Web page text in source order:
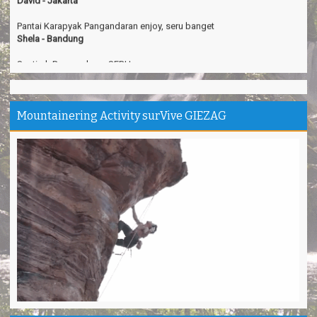
Shela - Bandung
Santirah Pangandaran SERU....
Sinta - Garut
Vina - Jakarta
Kampung Badud & Jembatan pelangi Pangandaran Unik
Indra - Tasikmalaya
Jojogan / Wonderhill Pangandaran punya Mantap
Pupung - Magelang
Pepedan Hill Indah & Mantap
Deni - Sumedang
Pantai Batuhiu mantap...
Shella - Semarang
Haturnuhun Kang Ali Gn.Salamet seru lho
Nadia - Bandung
Puas deh adventure disini,thanks lo!
Mountainering Activity surVive GIEZAG